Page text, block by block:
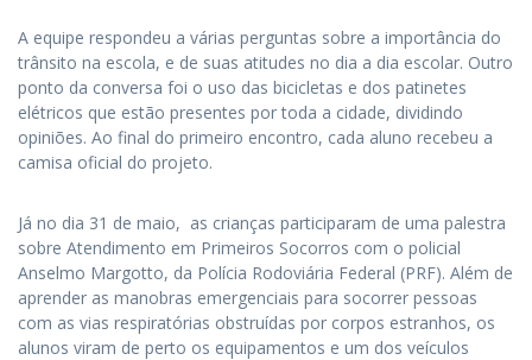
A equipe respondeu a várias perguntas sobre a importância do
trânsito na escola, e de suas atitudes no dia a dia escolar. Outro
ponto da conversa foi o uso das bicicletas e dos patinetes
elétricos que estão presentes por toda a cidade, dividindo
opiniões. Ao final do primeiro encontro, cada aluno recebeu a
camisa oficial do projeto.
Já no dia 31 de maio, as crianças participaram de uma palestra
sobre Atendimento em Primeiros Socorros com o policial
Anselmo Margotto, da Polícia Rodoviária Federal (PRF). Além de
aprender as manobras emergenciais para socorrer pessoas
com as vias respiratórias obstruídas por corpos estranhos, os
alunos viram de perto os equipamentos e um dos veículos